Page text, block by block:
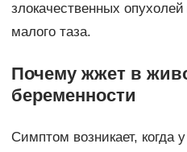
злокачественных
малого таза.
Почему жжет в
беременности
Симптом возникает, когда